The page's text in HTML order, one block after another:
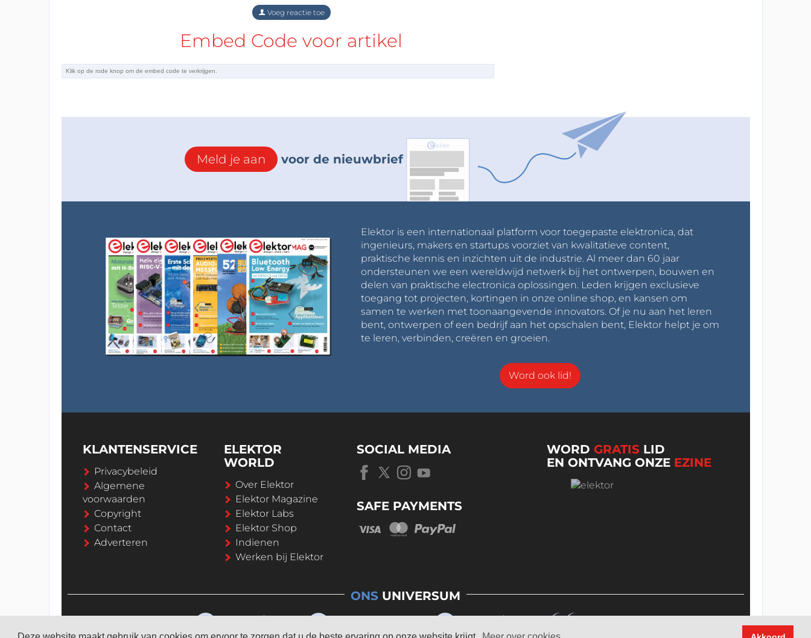
Voeg reactie toe
Embed Code voor artikel
Meld je aan voor de nieuwbrief
Elektor is een internationaal platform voor toegepaste elektronica, dat
ingenieurs, makers en startups voorziet van kwalitatieve content,
praktische kennis en inzichten uit de industrie. Al meer dan 60 jaar
ondersteunen we een wereldwijd netwerk bij het ontwerpen, bouwen en
delen van praktische electronica oplossingen. Leden krijgen exclusieve
toegang tot projecten, kortingen in onze online shop, en kansen om
samen te werken met toonaangevende innovators. Of je nu aan het leren
bent, ontwerpen of een bedrijf aan het opschalen bent, Elektor helpt je om
te leren, verbinden, creëren en groeien.
Word ook lid!
KLANTENSERVICE
Privacybeleid
Algemene
voorwaarden
Copyright
Contact
Adverteren
ELEKTOR
WORLD
Over Elektor
Elektor Magazine
Elektor Labs
Elektor Shop
Indienen
Werken bij Elektor
SOCIAL MEDIA
SAFE PAYMENTS
WORDGRATIS LID
EN ONTVANG ONZE EZINE
ONS UNIVERSUM